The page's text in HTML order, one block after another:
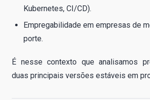
Kubernetes, CI/CD).
Empregabilidade em empresas de
porte.
É nesse contexto que analisamos
duas principais versões estáveis em